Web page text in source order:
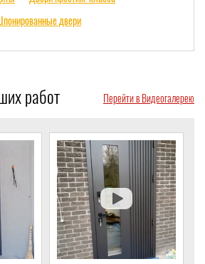
двери
работ Перейти в Видеогалерею